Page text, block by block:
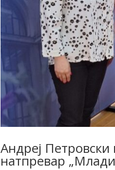
Андреј
натпревар